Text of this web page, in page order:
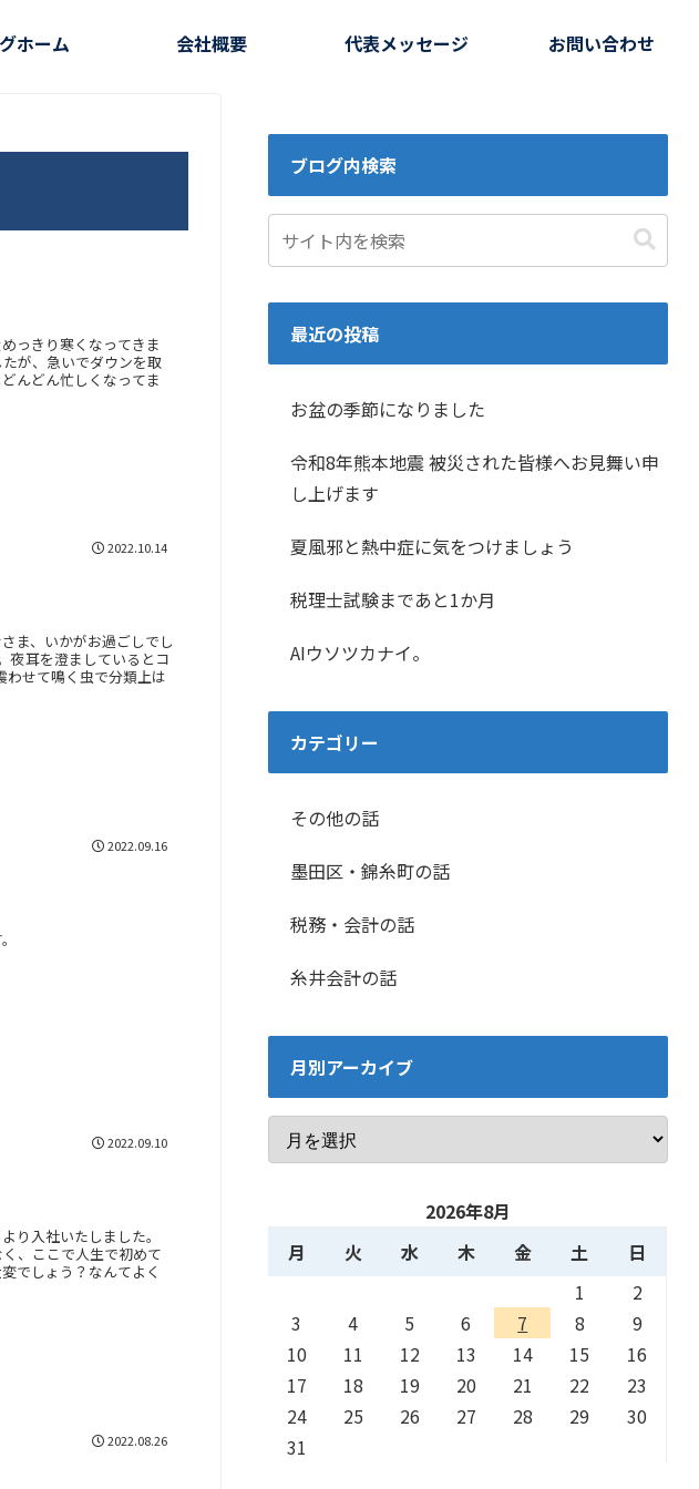
ホーム 会社概要 代表メッセージ お問い合わせ
っきり寒くなってきま
が、急いでダウンを取
んどん忙しくなってま
2022.10.14
ま、いかがお過ごしでし
夜耳を澄ましているとコ
わせて鳴く虫で分類上は
2022.09.16
2022.09.10
り入社いたしました。
、ここで人生で初めて
でしょう？なんてよく
2022.08.26
ブログ内検索
最近の投稿
お盆の季節になりました
令和8年熊本地震 被災された皆様へお見舞い申
し上げます
夏風邪と熱中症に気をつけましょう
税理士試験まであと1か月
AIウソツカナイ。
カテゴリー
その他の話
墨田区・錦糸町の話
税務・会計の話
糸井会計の話
月別アーカイブ
2026年8月
月
火 水 木 金 土
日
1
2
3
4 5 6 7 8
9
10
11 12 13 14 15
16
17
18 19 20 21 22
23
24
25 26 27 28 29
30
31